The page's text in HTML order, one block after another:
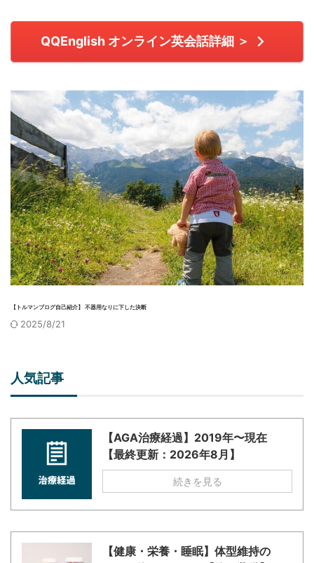
QQEnglish オンライン英会話詳細 ＞
【トルマンブログ自己紹介】 不器用なりに下した決断
2025/8/21
人気記事
【AGA治療経過】2019年〜現在
【最終更新：2026年8月】
続きを見る
【健康・栄養・睡眠】体型維持の